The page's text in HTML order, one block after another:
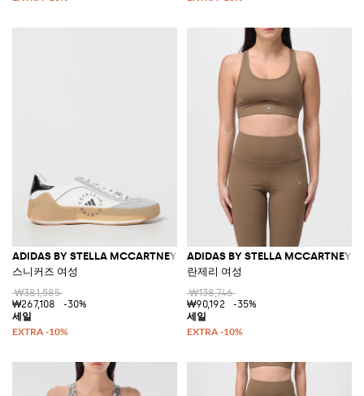
ADIDAS BY STELLA MCCARTNEY
스니커즈 여성
₩381,585
₩267,108
-30%
ADIDAS BY STELLA MCCARTNEY
란제리 여성
₩138,746
₩90,192
-35%